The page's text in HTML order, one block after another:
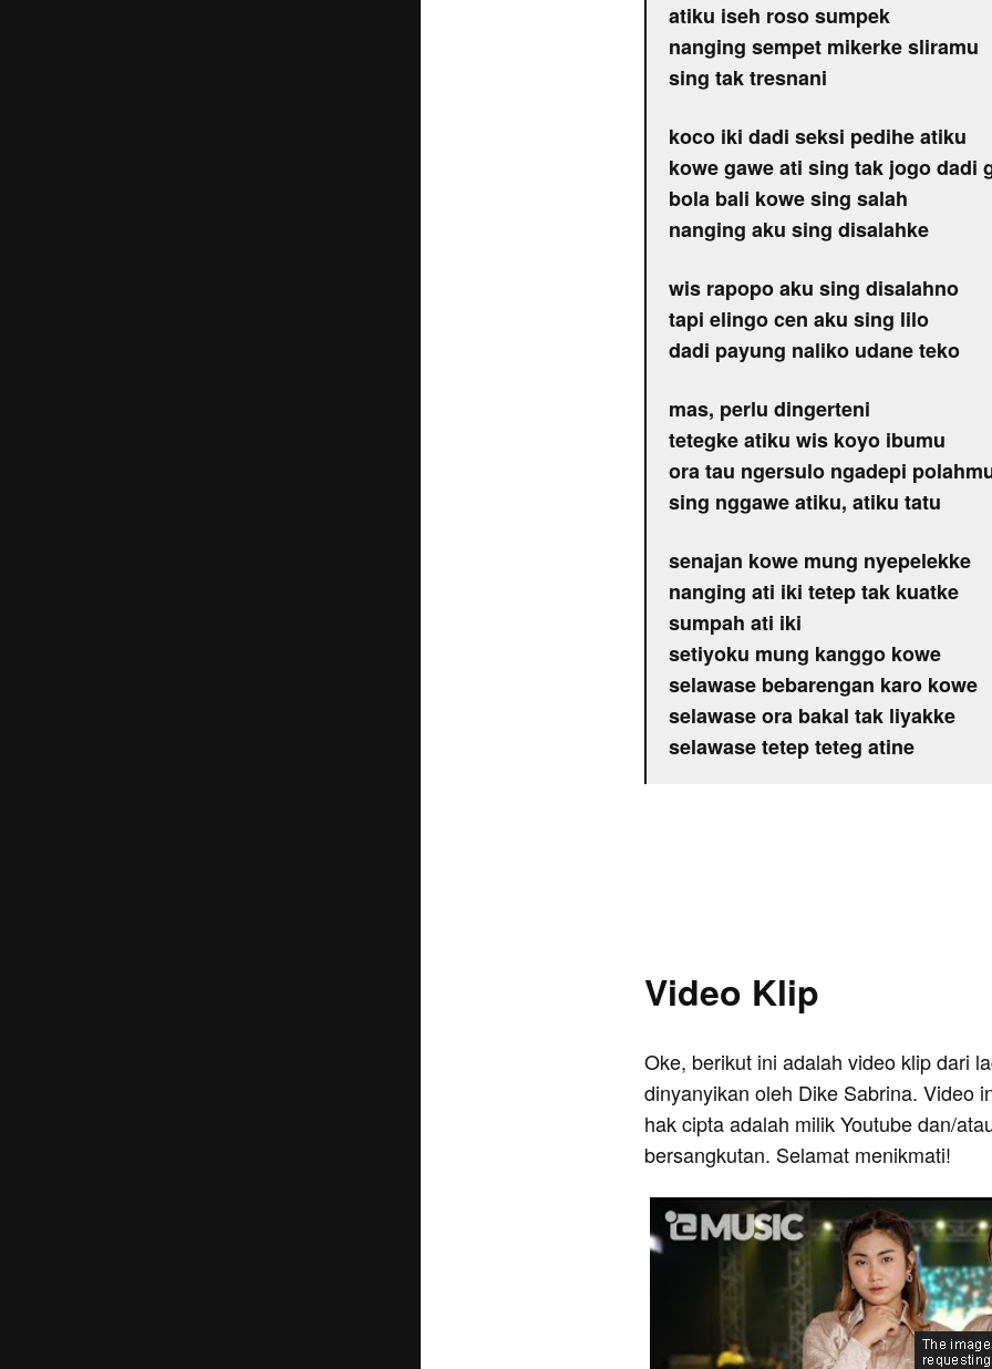
atiku iseh roso sumpek
nanging sempet mikerke sliramu
sing tak tresnani
koco iki dadi seksi pedihe atiku
kowe gawe ati sing tak jogo dadi
bola bali kowe sing salah
nanging aku sing disalahke
wis rapopo aku sing disalahno
tapi elingo cen aku sing lilo
dadi payung naliko udane teko
mas, perlu dingerteni
tetegke atiku wis koyo ibumu
ora tau ngersulo ngadepi
sing nggawe atiku, atiku tatu
senajan kowe mung nyepelekke
nanging ati iki tetep tak kuatke
sumpah ati iki
setiyoku mung kanggo kowe
selawase bebarengan karo kowe
selawase ora bakal tak liyakke
selawase tetep teteg atine
Video Klip
Oke, berikut ini adalah video klip dari
dinyanyikan oleh Dike Sabrina. Video
hak cipta adalah milik Youtube dan/
bersangkutan. Selamat menikmati!